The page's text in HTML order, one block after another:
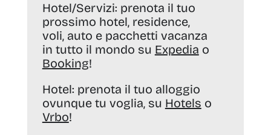
Hotel/Servizi: prenota il tuo
prossimo hotel, residence,
voli, auto e pacchetti vacanza
in tutto il mondo su Expedia o
Booking!
Hotel: prenota il tuo alloggio
ovunque tu voglia, su Hotels o
Vrbo!